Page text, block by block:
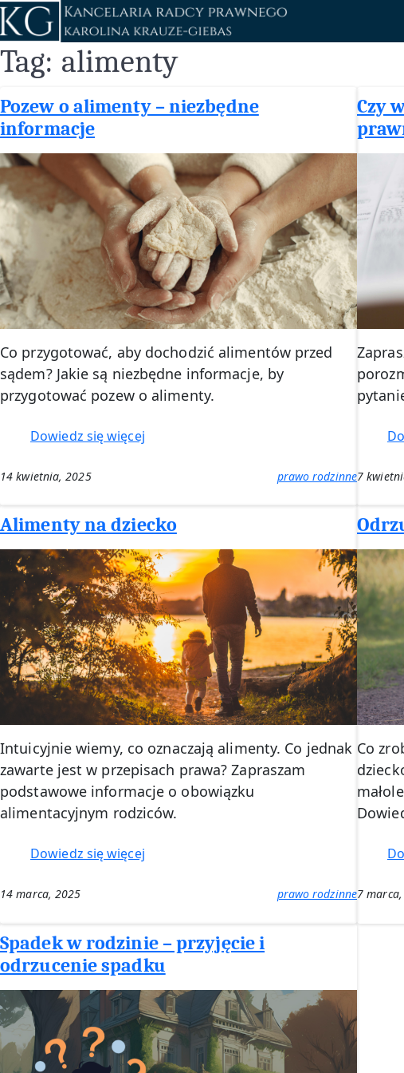
Przejdź
do
treści
Tag: alimenty
Pozew o alimenty – niezbędne
informacje
Co przygotować, aby dochodzić alimentów przed
sądem? Jakie są niezbędne informacje, by
przygotować pozew o alimenty.
Dowiedz się więcej:
–
niezbędne
informacje
14 kwietnia, 2025 prawo rodzinne
Czy
7
Alimenty na dziecko
Intuicyjnie wiemy, co oznaczają alimenty. Co jednak
zawarte jest w przepisach prawa? Zapraszam
podstawowe informacje o obowiązku
alimentacyjnym rodziców.
Dowiedz się więcej:
14 marca, 2025 prawo rodzinne
Co
7
Spadek w rodzinie – przyjęcie i
odrzucenie spadku